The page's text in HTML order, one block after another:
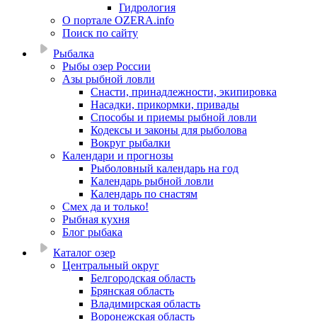
Гидрология
О портале OZERA.info
Поиск по сайту
Рыбалка
Рыбы озер России
Азы рыбной ловли
Снасти, принадлежности, экипировка
Насадки, прикормки, привады
Способы и приемы рыбной ловли
Кодексы и законы для рыболова
Вокруг рыбалки
Календари и прогнозы
Рыболовный календарь на год
Календарь рыбной ловли
Календарь по снастям
Смех да и только!
Рыбная кухня
Блог рыбака
Каталог озер
Центральный округ
Белгородская область
Брянская область
Владимирская область
Воронежская область